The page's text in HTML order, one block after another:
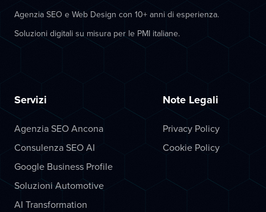
Agenzia SEO e Web Design con 10+ anni di esperienza.
Soluzioni digitali su misura per le PMI italiane.
Servizi
Agenzia SEO Ancona
Consulenza SEO AI
Google Business Profile
Soluzioni Automotive
AI Transformation
Note Legali
Privacy Policy
Cookie Policy